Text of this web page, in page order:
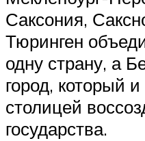
Саксония,
Тюринген
одну страну, а
город, который
столицей
государства.